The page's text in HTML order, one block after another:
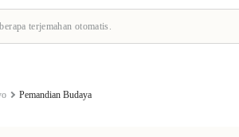
terjemahan otomatis.
Pemandian Budaya